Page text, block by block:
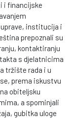
i financijske
institucija i
prepoznali su
kontaktiranju
s djelatnicima
tržište rada i u
prema iskustvu
obiteljsku
a spominjali
gubitka uloge